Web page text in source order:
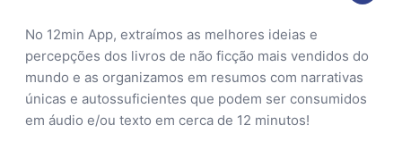
No 12min App, extraímos as melhores ideias e
percepções dos livros de não ficção mais vendidos do
mundo e as organizamos em resumos com narrativas
únicas e autossuficientes que podem ser consumidos
em áudio e/ou texto em cerca de 12 minutos!